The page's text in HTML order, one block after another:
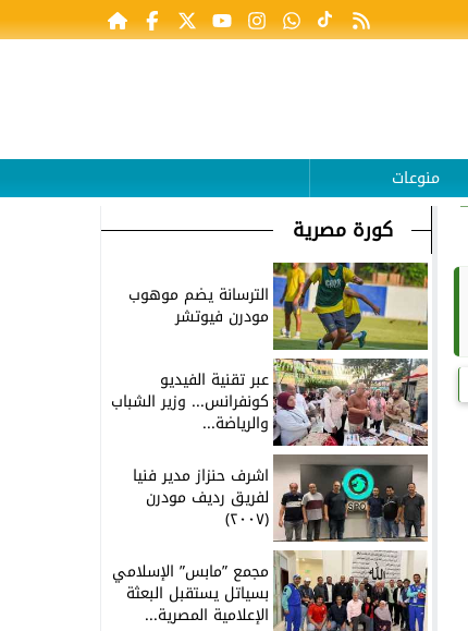
منوعات
كورة مصرية
الترسانة يضم موهوب
مودرن فيوتشر
عبر تقنية الفيديو
كونفرانس... وزير الشباب
والرياضة...
اشرف حنزاز مدير فنيا
لفريق رديف مودرن
(٢٠٠٧)
مجمع ”مابس” الإسلامي
بسياتل يستقبل البعثة
الإعلامية المصرية...